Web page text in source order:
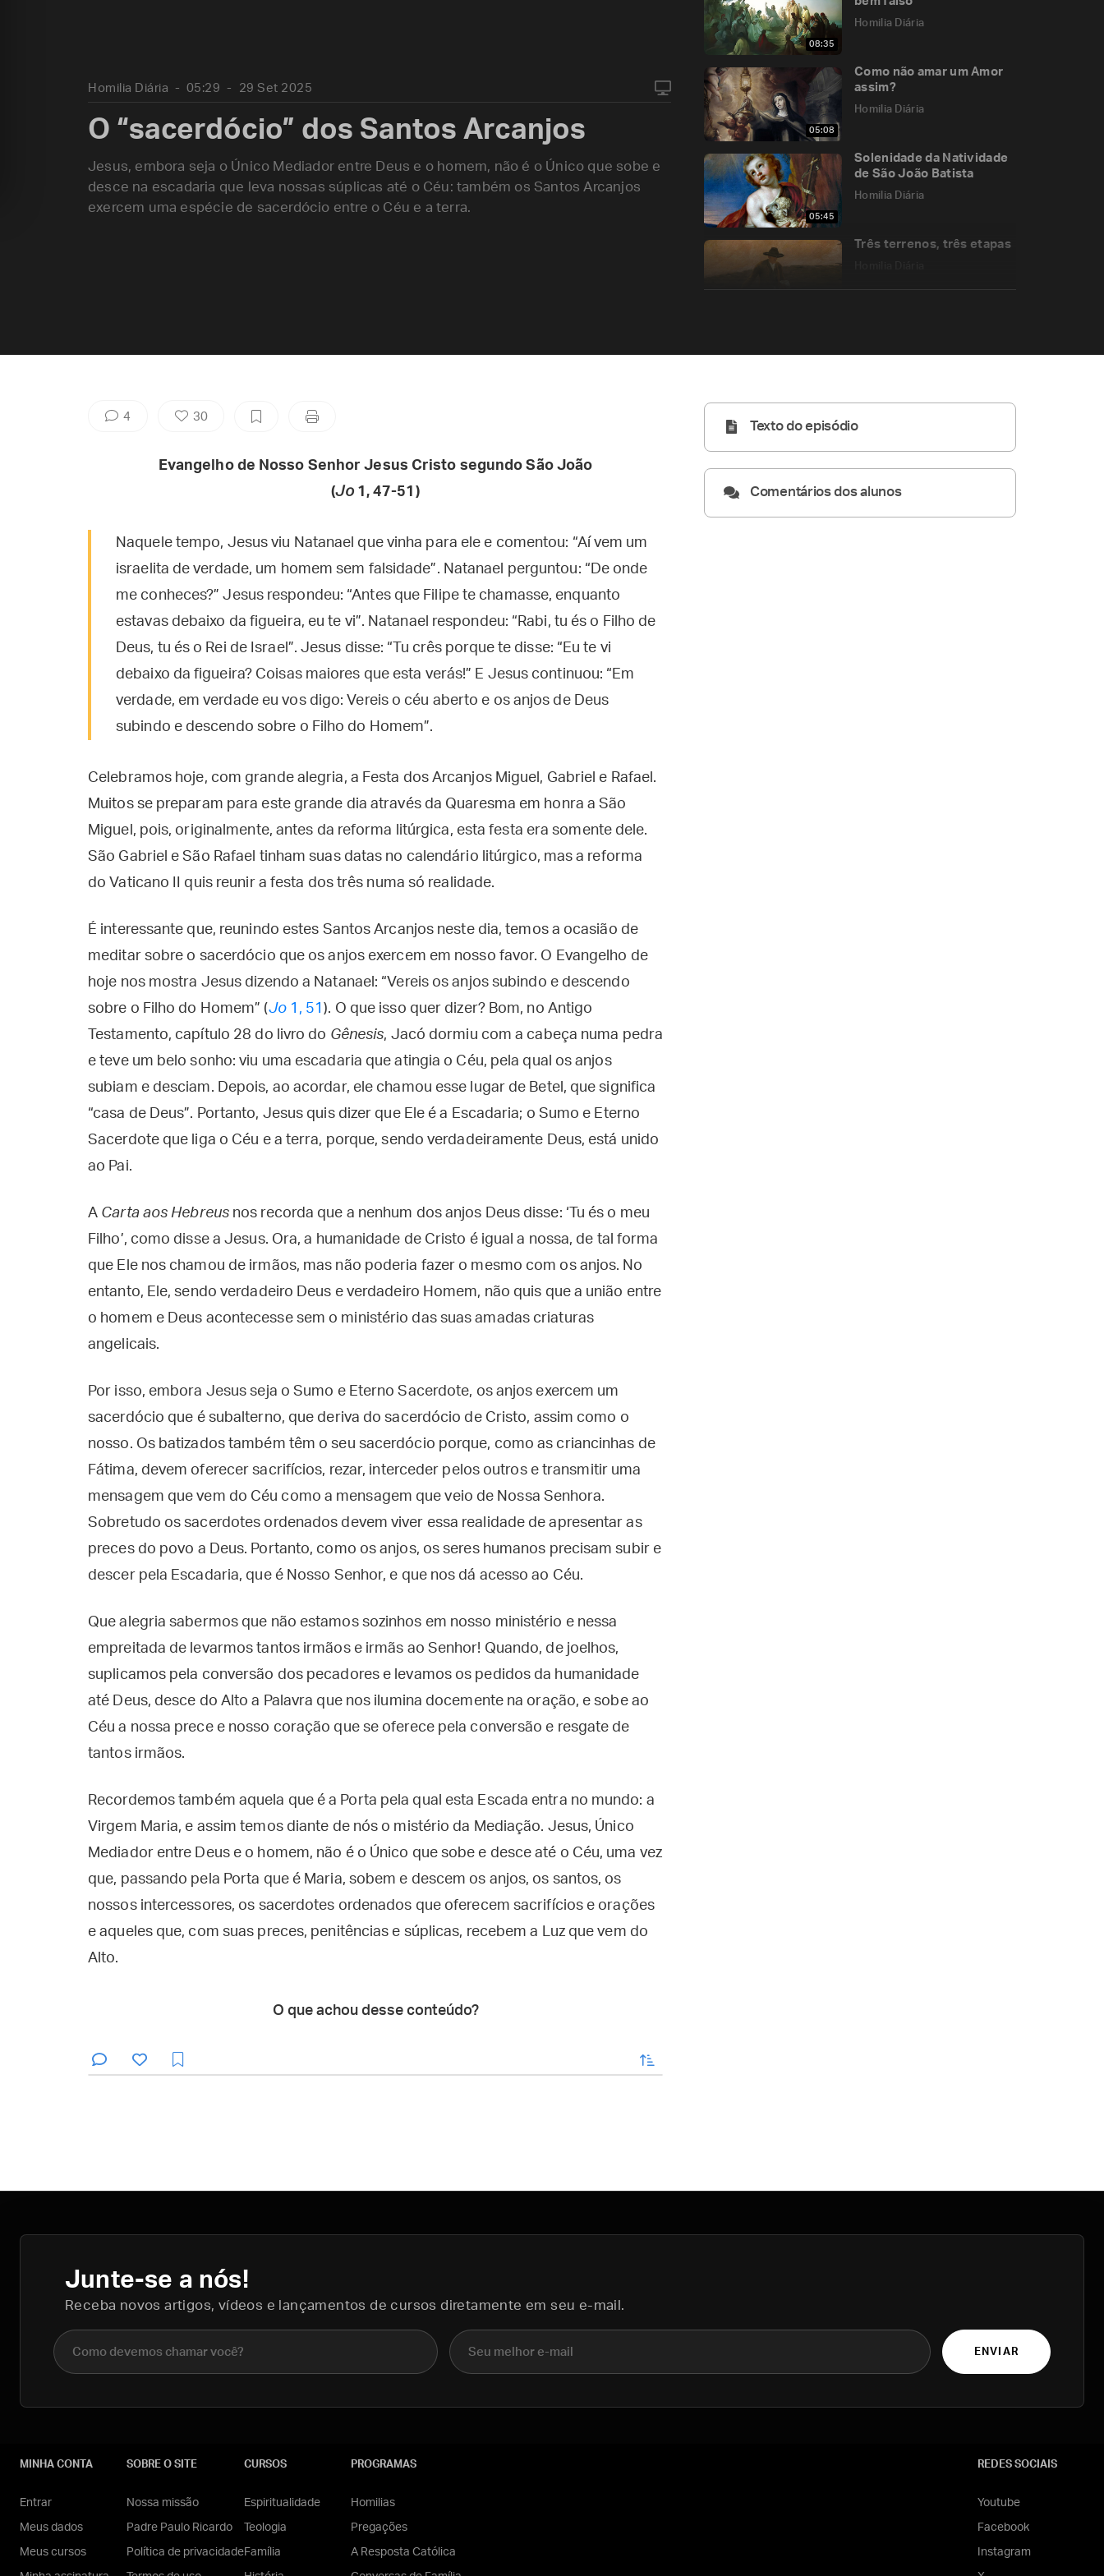
08:35
Homilia Diária
05:08
Como não amar um Amor
assim?
Homilia Diária
05:45
Solenidade da Natividade
de São João Batista
Homilia Diária
Três terrenos, três etapas
Homilia Diária 05:29 29 Set 2025
O “sacerdócio” dos Santos Arcanjos
Jesus, embora seja o Único Mediador entre Deus e o homem, não é o Único que sobe e
desce na escadaria que leva nossas súplicas até o Céu: também os Santos Arcanjos
exercem uma espécie de sacerdócio entre o Céu e a terra.
4 30
Evangelho de Nosso Senhor Jesus Cristo segundo São João
(Jo1, 47-51)
Naquele tempo, Jesus viu Natanael que vinha para ele e comentou: “Aí vem um
israelita de verdade, um homem sem falsidade”. Natanael perguntou: “De onde
me conheces?” Jesus respondeu: “Antes que Filipe te chamasse, enquanto
estavas debaixo da figueira, eu te vi”. Natanael respondeu: “Rabi, tu és o Filho de
Deus, tu és o Rei de Israel”. Jesus disse: “Tu crês porque te disse: “Eu te vi
debaixo da figueira? Coisas maiores que esta verás!” E Jesus continuou: “Em
verdade, em verdade eu vos digo: Vereis o céu aberto e os anjos de Deus
subindo e descendo sobre o Filho do Homem”.
Celebramos hoje, com grande alegria, a Festa dos Arcanjos Miguel, Gabriel e Rafael.
Muitos se preparam para este grande dia através da Quaresma em honra a São
Miguel, pois, originalmente, antes da reforma litúrgica, esta festa era somente dele.
São Gabriel e São Rafael tinham suas datas no calendário litúrgico, mas a reforma
do Vaticano II quis reunir a festa dos três numa só realidade.
É interessante que, reunindo estes Santos Arcanjos neste dia, temos a ocasião de
meditar sobre o sacerdócio que os anjos exercem em nosso favor. O Evangelho de
hoje nos mostra Jesus dizendo a Natanael: “Vereis os anjos subindo e descendo
sobre o Filho do Homem” (Jo1, 51 ). O que isso quer dizer? Bom, no Antigo
Testamento, capítulo 28 do livro do Gênesis, Jacó dormiu com a cabeça numa pedra
e teve um belo sonho: viu uma escadaria que atingia o Céu, pela qual os anjos
subiam e desciam. Depois, ao acordar, ele chamou esse lugar de Betel, que significa
“casa de Deus”. Portanto, Jesus quis dizer que Ele é a Escadaria; o Sumo e Eterno
Sacerdote que liga o Céu e a terra, porque, sendo verdadeiramente Deus, está unido
ao Pai.
A Carta aos Hebreus nos recorda que a nenhum dos anjos Deus disse: ‘Tu és o meu
Filho’, como disse a Jesus. Ora, a humanidade de Cristo é igual a nossa, de tal forma
que Ele nos chamou de irmãos, mas não poderia fazer o mesmo com os anjos. No
entanto, Ele, sendo verdadeiro Deus e verdadeiro Homem, não quis que a união entre
o homem e Deus acontecesse sem o ministério das suas amadas criaturas
angelicais.
Por isso, embora Jesus seja o Sumo e Eterno Sacerdote, os anjos exercem um
sacerdócio que é subalterno, que deriva do sacerdócio de Cristo, assim como o
nosso. Os batizados também têm o seu sacerdócio porque, como as criancinhas de
Fátima, devem oferecer sacrifícios, rezar, interceder pelos outros e transmitir uma
mensagem que vem do Céu como a mensagem que veio de Nossa Senhora.
Sobretudo os sacerdotes ordenados devem viver essa realidade de apresentar as
preces do povo a Deus. Portanto, como os anjos, os seres humanos precisam subir e
descer pela Escadaria, que é Nosso Senhor, e que nos dá acesso ao Céu.
Que alegria sabermos que não estamos sozinhos em nosso ministério e nessa
empreitada de levarmos tantos irmãos e irmãs ao Senhor! Quando, de joelhos,
suplicamos pela conversão dos pecadores e levamos os pedidos da humanidade
até Deus, desce do Alto a Palavra que nos ilumina docemente na oração, e sobe ao
Céu a nossa prece e nosso coração que se oferece pela conversão e resgate de
tantos irmãos.
Recordemos também aquela que é a Porta pela qual esta Escada entra no mundo: a
Virgem Maria, e assim temos diante de nós o mistério da Mediação. Jesus, Único
Mediador entre Deus e o homem, não é o Único que sobe e desce até o Céu, uma vez
que, passando pela Porta que é Maria, sobem e descem os anjos, os santos, os
nossos intercessores, os sacerdotes ordenados que oferecem sacrifícios e orações
e aqueles que, com suas preces, penitências e súplicas, recebem a Luz que vem do
Alto.
O que achou desse conteúdo?
enviar
Texto do episódio
Comentários dos alunos
Junte-se a nós!
Receba novos artigos, vídeos e lançamentos de cursos diretamente em seu e-mail.
Nome completo E-mail
ENVIAR
MINHA CONTA
Entrar
Meus dados
Meus cursos
SOBRE O SITE
Nossa missão
Padre Paulo Ricardo
Política de privacidade
CURSOS
Espiritualidade
Teologia
Família
PROGRAMAS
Homilias
Pregações
A Resposta Católica
REDES SOCIAIS
Youtube
Facebook
Instagram